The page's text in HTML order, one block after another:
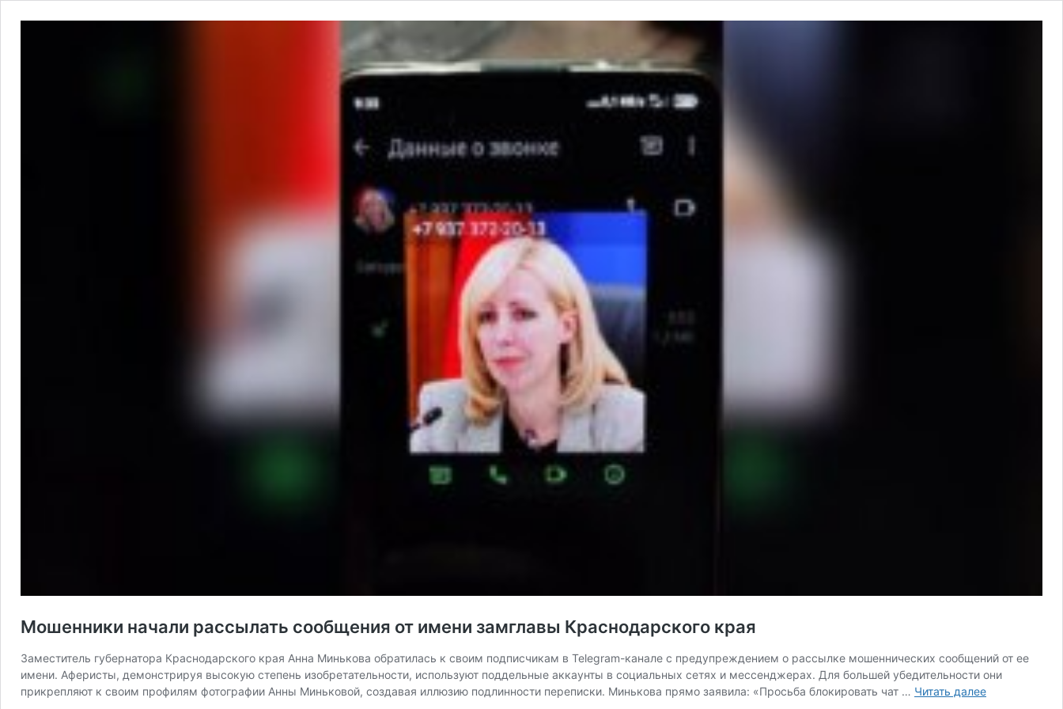
Мошенники начали рассылать сообщения от имени замглавы Краснодарского края
Заместитель губернатора Краснодарского края Анна Минькова обратилась к своим подписчикам в Telegram-канале с предупреждением о рассылке мошеннических сообщений от ее
имени. Аферисты, демонстрируя высокую степень изобретательности, используют поддельные аккаунты в социальных сетях и мессенджерах. Для большей убедительности они
прикрепляют к своим профилям фотографии Анны Миньковой, создавая иллюзию подлинности переписки. Минькова прямо заявила: «Просьба блокировать чат … Читать далееМошенники